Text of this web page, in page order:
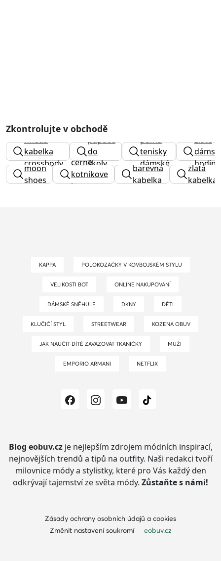
Zkontrolujte v obchodě
hnědá
kabelka
crossbody
papuče
do
školy
puma
tenisky
dámské
zlaté
moon
shoes
cerne
kotnikove
boty
barevná
kabelka
zlatá
kabelka
KAPPA POLOKOZAČKY V KOVBOJSKÉM STYLU
VELIKOSTI BOT ONLINE NAKUPOVÁNÍ
DÁMSKÉ SNĚHULE DKNY DĚTI
KLUČIČÍ STYL STREETWEAR KOZENA OBUV
JAK NAUČIT DÍTĚ ZAVAZOVAT TKANIČKY MUŽI
EMPORIO ARMANI NETFLIX
Blog eobuv.czje nejlepším zdrojem módních inspirací,
nejnovějších trendů a tipů na outfity. Naši redakci tvoří
milovnice módy a stylistky, které pro Vás každý den
odkrývají tajemství ze světa módy. Zůstaňte s námi!
Zásady ochrany osobních údajů a cookies
Změnit nastavení soukromí
eobuv.cz